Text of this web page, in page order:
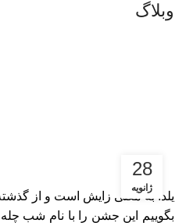
وبلاگ
28
ژانویه
یلدا به معنی زایش است و از
بگوییم این جشن را با نام شب